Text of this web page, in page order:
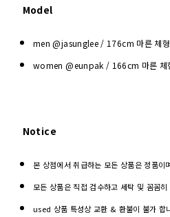
Model
men @jasunglee / 176cm 마른 체
women @eunpak / 166cm 마른
Notice
본 상점에서 취급하는 모든 상품은 정품이
모든 상품은 직접 검수하고 세탁 및 꼼꼼
used 상품 특성상 교환 & 환불이 불가 합